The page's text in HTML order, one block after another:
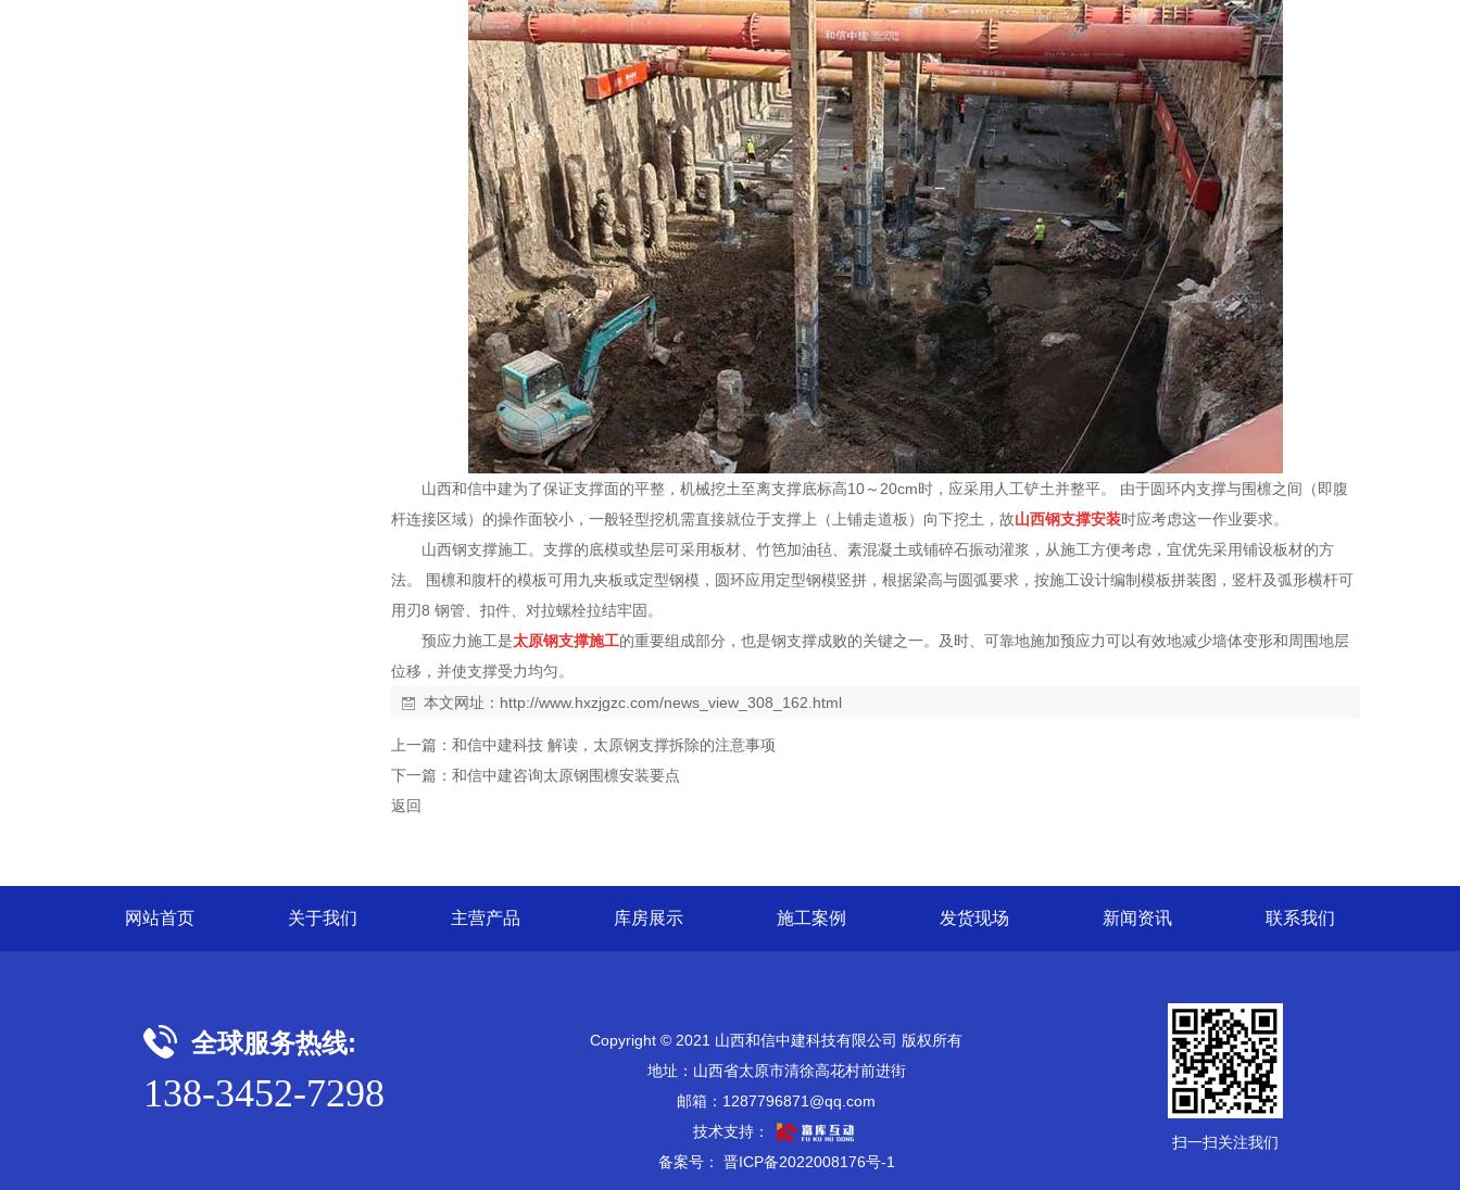
山西和信中建为了保证支撑面的平整，机械挖土至离支撑底标高10～20cm时，应采用人工铲土并整平。 由于圆环内支撑与围檩之间（即腹
杆连接区域）的操作面较小，一般轻型挖机需直接就位于支撑上（上铺走道板）向下挖土，故山西钢支撑安装时应考虑这一作业要求。
山西钢支撑施工。支撑的底模或垫层可采用板材、竹笆加油毡、素混凝土或铺碎石振动灌浆，从施工方便考虑，宜优先采用铺设板材的方
法。 围檩和腹杆的模板可用九夹板或定型钢模，圆环应用定型钢模竖拼，根据梁高与圆弧要求，按施工设计编制模板拼装图，竖杆及弧形横杆可
用刃8 钢管、扣件、对拉螺栓拉结牢固。
预应力施工是太原钢支撑施工的重要组成部分，也是钢支撑成败的关键之一。及时、可靠地施加预应力可以有效地减少墙体变形和周围地层
位移，并使支撑受力均匀。
本文网址： http://www.hxzjgzc.com/news_view_308_162.html
上一篇： 和信中建科技 解读，太原钢支撑拆除的注意事项
下一篇： 和信中建咨询太原钢围檩安装要点
返回
网站首页 关于我们 主营产品 库房展示 施工案例 发货现场 新闻资讯 联系我们
全球服务热线:
138-3452-7298
Copyright © 2021 山西和信中建科技有限公司 版权所有
地址：山西省太原市清徐高花村前进街
邮箱：1287796871@qq.com
技术支持：
备案号： 晋ICP备2022008176号-1
扫一扫关注我们